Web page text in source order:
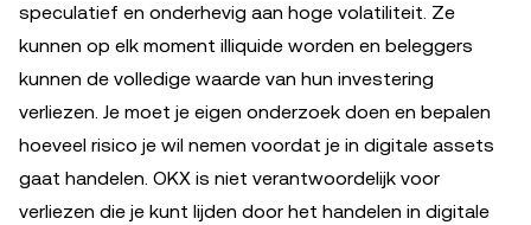
speculatief en onderhevig aan hoge volatiliteit. Ze
kunnen op elk moment illiquide worden en beleggers
kunnen de volledige waarde van hun investering
verliezen. Je moet je eigen onderzoek doen en bepalen
hoeveel risico je wil nemen voordat je in digitale assets
gaat handelen. OKX is niet verantwoordelijk voor
verliezen die je kunt lijden door het handelen in digitale